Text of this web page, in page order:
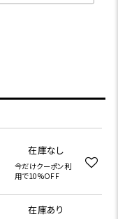
在庫なし
今だけクーポン利
用で10%OFF
在庫あり